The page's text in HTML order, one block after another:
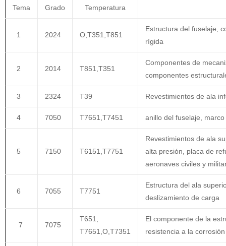
Tema Grado Temperatura
1 2024 O,T351,T851
Estructura del fuselaje,
rígida
2 2014 T851,T351
Componentes de
componentes
3 2324 T39 Revestimientos de ala
4 7050 T7651,T7451 anillo del fuselaje, marco
5 7150 T6151,T7751
Revestimientos de ala
alta presión, placa de
aeronaves civiles y
6 7055 T7751
Estructura del ala
deslizamiento de carga
7 7075
T651,
T7651,O,T7351
El componente de la
resistencia a la